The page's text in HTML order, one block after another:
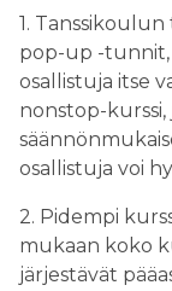
1.
pop-up -tunnit,
osallistuja itse
nonstop-
osallistuja voi
2. Pidempi
mukaan koko
järjestävät